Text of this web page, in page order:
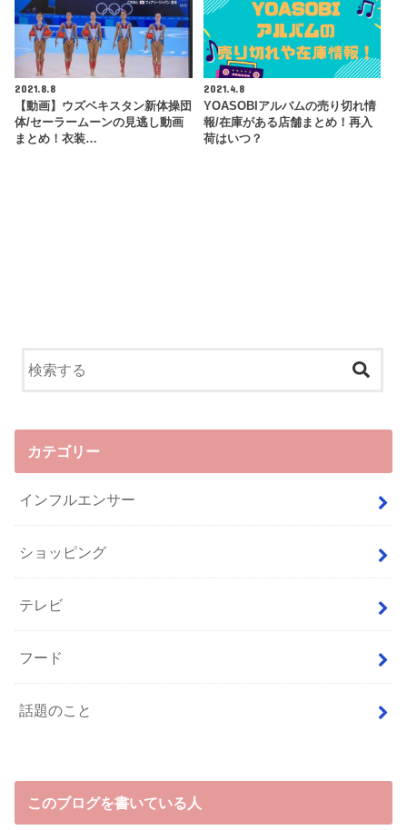
2021.8.8
【動画】ウズベキスタン新体操団
体/セーラームーンの見逃し動画
まとめ！衣装…
2021.4.8
YOASOBIアルバムの売り切れ情
報/在庫がある店舗まとめ！再入
荷はいつ？
カテゴリー
インフルエンサー
ショッピング
テレビ
フード
話題のこと
このブログを書いている人